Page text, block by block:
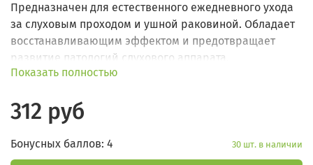
Предназначен для естественного ежедневного ухода
за слуховым проходом и ушной раковиной. Обладает
восстанавливающим эффектом и предотвращает
развитие патологий слухового аппарата.
Показать полностью
312 руб
Бонусных баллов: 4 30 шт. в наличии